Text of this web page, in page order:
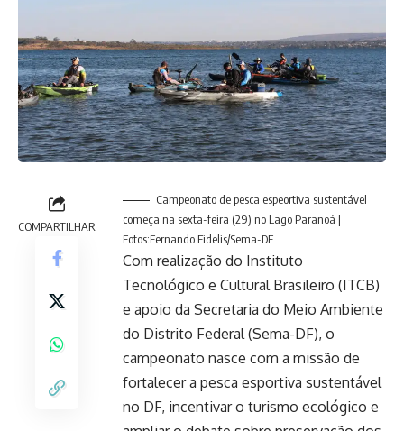
COMPARTILHAR
Campeonato de pesca espeortiva sustentável
começa na sexta-feira (29) no Lago Paranoá |
Fotos:Fernando Fidelis/Sema-DF
Com realização do Instituto
Tecnológico e Cultural Brasileiro (ITCB)
e apoio da Secretaria do Meio Ambiente
do Distrito Federal (Sema-DF), o
campeonato nasce com a missão de
fortalecer a pesca esportiva sustentável
no DF, incentivar o turismo ecológico e